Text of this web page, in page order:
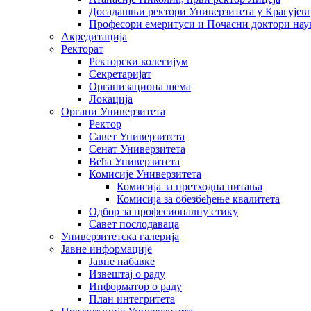
Досадашњи ректори Универзитета у
Професори емеритуси и Почасни доктори
Акредитација
Ректорат
Ректорски колегијум
Секретаријат
Организациона шема
Локација
Органи Универзитета
Ректор
Савет Универзитета
Сенат Универзитета
Већа Универзитета
Комисије Универзитета
Комисија за претходна питања
Комисија за обезбеђење квалитета
Одбор за професионалну етику
Савет послодаваца
Универзитетска галерија
Јавне информације
Јавне набавке
Извештај о раду
Информатор о раду
План интегритета